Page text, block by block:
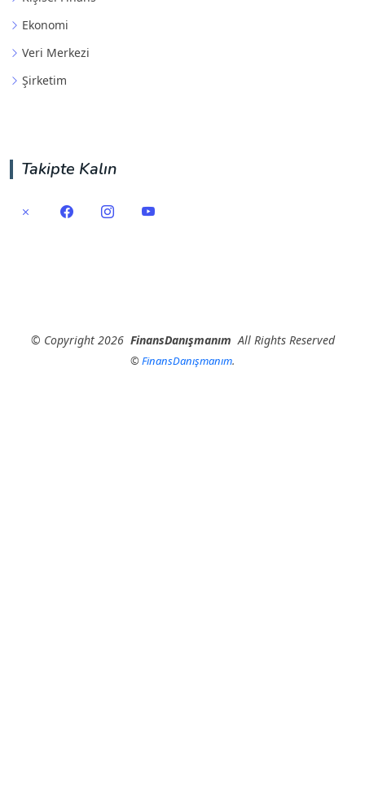
Ekonomi
Veri Merkezi
Şirketim
Takipte Kalın
© Copyright2026 FinansDanışmanım All Rights Reserved
©FinansDanışmanım.